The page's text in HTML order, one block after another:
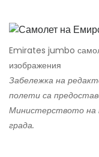
Emirates jumbo
изображения
Забележка на
полети са
Министерството на
града.